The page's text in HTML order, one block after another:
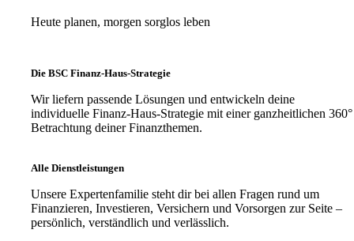
Heute planen, morgen sorglos leben
Die BSC Finanz-Haus-Strategie
Wir liefern passende Lösungen und entwickeln deine
individuelle Finanz-Haus-Strategie mit einer ganzheitlichen 360°
Betrachtung deiner Finanzthemen.
Alle Dienstleistungen
Unsere Expertenfamilie steht dir bei allen Fragen rund um
Finanzieren, Investieren, Versichern und Vorsorgen zur Seite –
persönlich, verständlich und verlässlich.